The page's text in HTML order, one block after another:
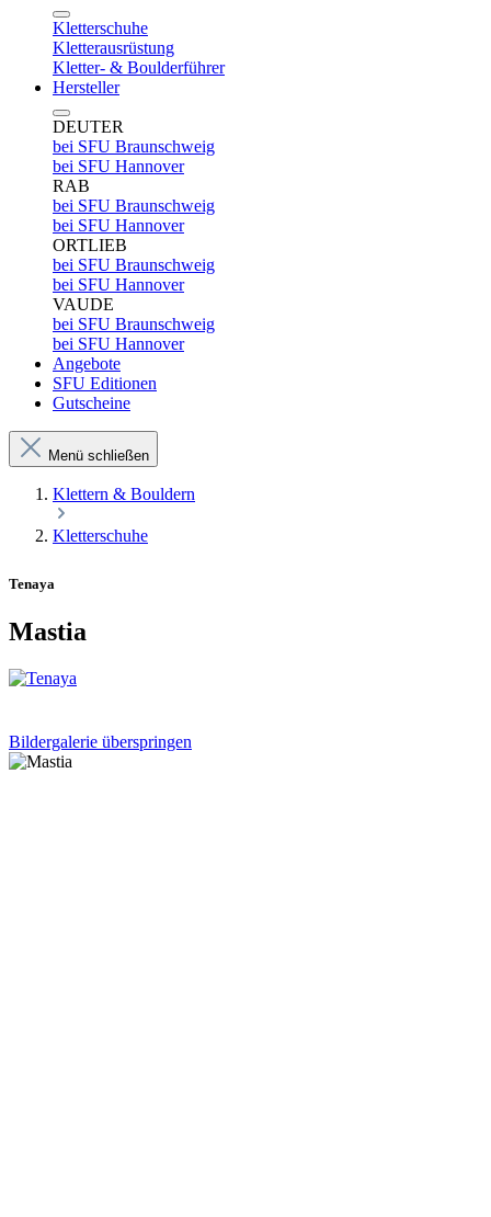
Kletterschuhe
Kletterausrüstung
Kletter- & Boulderführer
Hersteller
DEUTER
bei SFU Braunschweig
bei SFU Hannover
RAB
bei SFU Braunschweig
bei SFU Hannover
ORTLIEB
bei SFU Braunschweig
bei SFU Hannover
VAUDE
bei SFU Braunschweig
bei SFU Hannover
Angebote
SFU Editionen
Gutscheine
Menü schließen
Klettern & Bouldern
Kletterschuhe
Tenaya
Mastia
Bildergalerie überspringen